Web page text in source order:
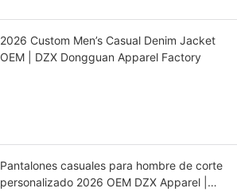
2026 Custom Men’s Casual Denim Jacket
OEM | DZX Dongguan Apparel Factory
Pantalones casuales para hombre de corte
personalizado 2026 OEM DZX Apparel |